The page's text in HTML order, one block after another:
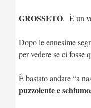
GROSSETO. È un
Dopo le ennesime
per vedere se ci fosse
È bastato andare “a
puzzolente e